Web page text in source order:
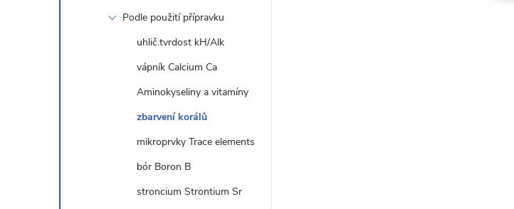
Podle použití přípravku
uhlič.tvrdost kH/Alk
vápník Calcium Ca
Aminokyseliny a vitamíny
zbarvení korálů
mikroprvky Trace elements
bór Boron B
stroncium Strontium Sr